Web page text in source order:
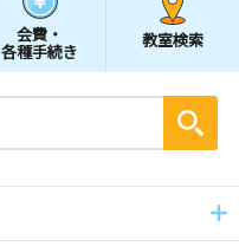
会費・
各種手続き
教室検索